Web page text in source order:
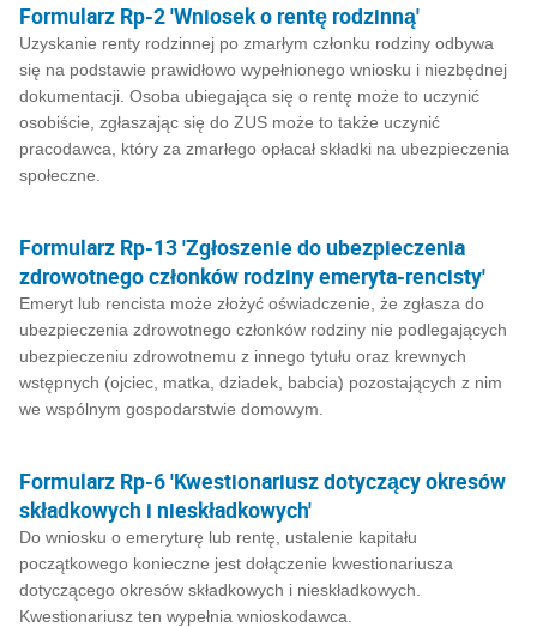
Formularz Rp-2 'Wniosek o rentę rodzinną'
Uzyskanie renty rodzinnej po zmarłym członku rodziny odbywa
się na podstawie prawidłowo wypełnionego wniosku i niezbędnej
dokumentacji. Osoba ubiegająca się o rentę może to uczynić
osobiście, zgłaszając się do ZUS może to także uczynić
pracodawca, który za zmarłego opłacał składki na ubezpieczenia
społeczne.
Formularz Rp-13 'Zgłoszenie do ubezpieczenia
zdrowotnego członków rodziny emeryta-rencisty'
Emeryt lub rencista może złożyć oświadczenie, że zgłasza do
ubezpieczenia zdrowotnego członków rodziny nie podlegających
ubezpieczeniu zdrowotnemu z innego tytułu oraz krewnych
wstępnych (ojciec, matka, dziadek, babcia) pozostających z nim
we wspólnym gospodarstwie domowym.
Formularz Rp-6 'Kwestionariusz dotyczący okresów
składkowych i nieskładkowych'
Do wniosku o emeryturę lub rentę, ustalenie kapitału
początkowego konieczne jest dołączenie kwestionariusza
dotyczącego okresów składkowych i nieskładkowych.
Kwestionariusz ten wypełnia wnioskodawca.